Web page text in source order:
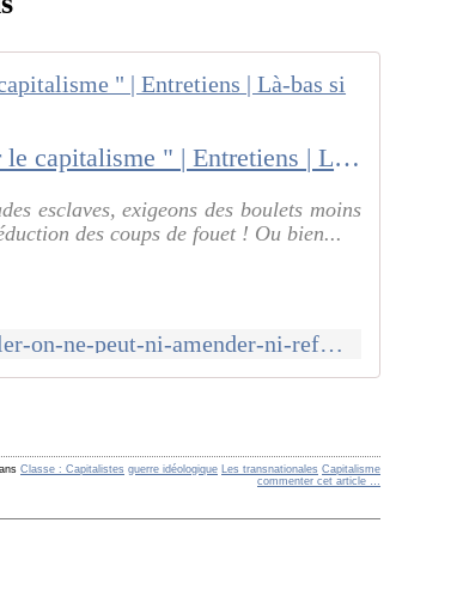
Jean Ziegler : " On ne peut ni amender, ni réformer le capitalisme " | Entretiens | Là-bas si j'y suis
esclaves, exigeons des boulets moins
des coups de fouet ! Ou bien...
https://la-bas.org/la-bas-magazine/entretiens/jean-ziegler-on-ne-peut-ni-amender-ni-reformer-le-capitalisme
Classe : Capitalistes guerre idéologique Les transnationales Capitalisme
commenter cet article …